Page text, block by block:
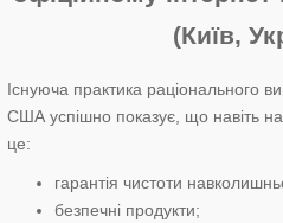
(Київ,
Існуюча практика раціонального
США успішно показує, що навіть
це:
гарантія чистоти
безпечні продукти;